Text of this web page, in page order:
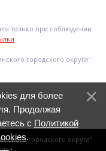
только при соблюдении
городского округа"
городского округа"
для более
Продолжая
с Политикой
.